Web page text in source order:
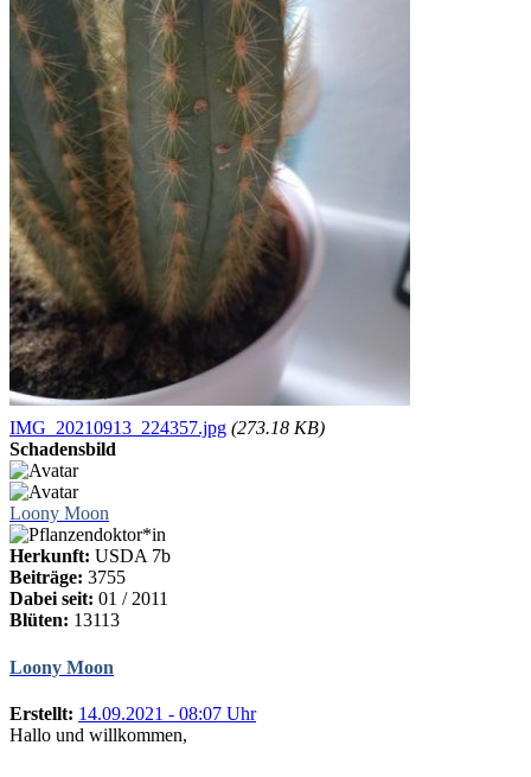
IMG_20210913_224357.jpg (273.18 KB)
Schadensbild
Loony Moon
Herkunft: USDA 7b
Beiträge: 3755
Dabei seit: 01 / 2011
Blüten: 13113
Loony Moon
Erstellt: 14.09.2021 - 08:07 Uhr
Hallo und willkommen,